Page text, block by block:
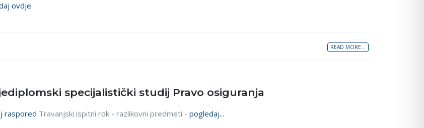
ovdje
READ MORE...
specijalistički studij Pravo osiguranja
raspored Travanjski ispitni rok - razlikovni predmeti - pogledaj...